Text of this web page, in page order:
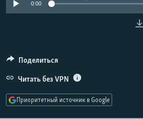
0:00
Поделиться
Читать без VPN
Приоритетный источник в Google